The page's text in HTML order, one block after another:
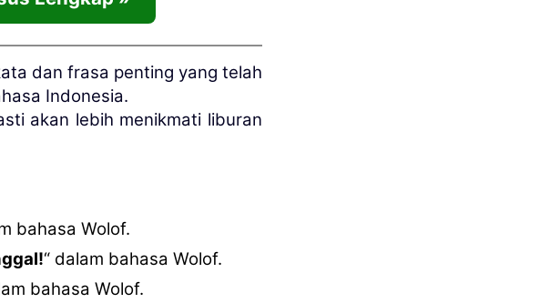
dan frasa penting yang telah
Indonesia.
akan lebih menikmati liburan
bahasa Wolof.
“ dalam bahasa Wolof.
bahasa Wolof.